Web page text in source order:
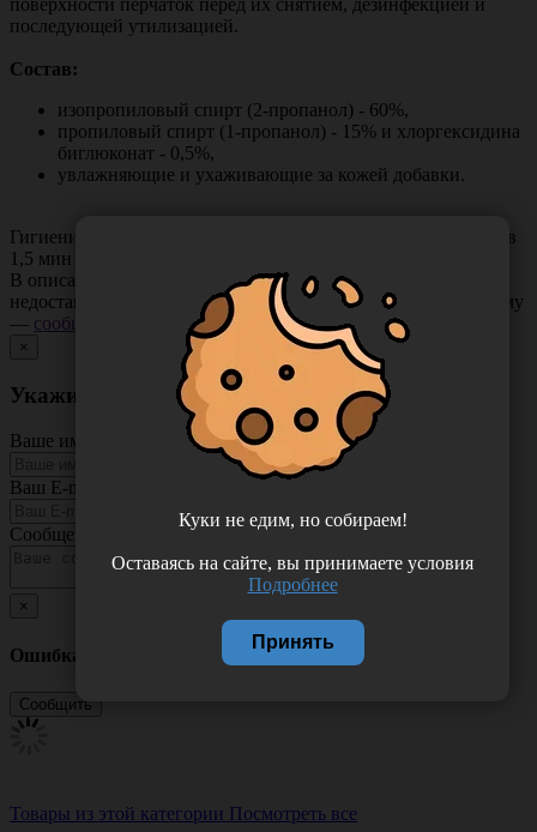
последующей утилизацией.
Состав:
изопропиловый спирт (2-пропанол) - 60%,
пропиловый спирт (1-пропанол) - 15% и хлоргексидина
биглюконат - 0,5%,
увлажняющие и ухаживающие за кожей добавки.
Гигиеническая обработка рук-20 сек, обработка рук хирургов
1,5 мин х 6мл, инъекционное поле - 20 сек.
В описании товара могут иметь место неточности или
недостающая информация. Если вы заметили такую проблему
— сообщите нам
×
Укажите неточность в описании товара
Ваше имя
Ваш E-mail
Сообщение
×
Ошибка
Товары из этой категории Посмотреть все
Куки не едим, но собираем!
Оставаясь на сайте, вы принимаете условия
Подробнее
Принять